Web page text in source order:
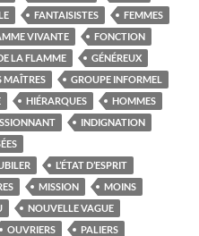
FANTAISISTES
FEMMES
VIVANTE
FONCTION
LA FLAMME
GÉNÉREUX
MAÎTRES
GROUPE INFORMEL
HIÉRARQUES
HOMMES
INDIGNATION
L’ÉTAT D’ESPRIT
MISSION
MOINS
NOUVELLE VAGUE
OUVRIERS
PALIERS